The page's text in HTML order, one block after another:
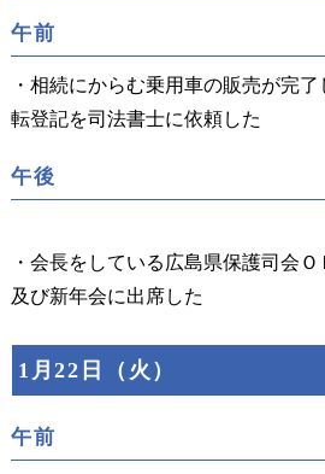
午前
・相続にからむ乗用車の販売が完
転登記を司法書士に依頼した
午後
・会長をしている広島県保護司会
及び新年会に出席した
1月22日（火）
午前